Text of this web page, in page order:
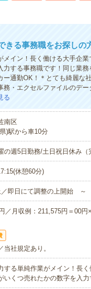
きる事務職をお探しの
メイン！長く働ける大手企
力する事務職です！同じ業
ー通勤OK！＊とても綺麗な
務・エクセルファイルのデ
る
南区
)駅から車10分
の週5日勤務/土日祝日休み（
休憩60分)
／即日にて調整の上開始
／月収例：211,575円＝00
当社規定あり。
する単純作業がメイン！長
いくつ売れたかの数字を入